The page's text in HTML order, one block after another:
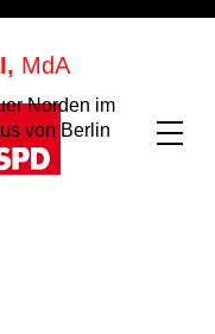
MdA
Norden im
von Berlin